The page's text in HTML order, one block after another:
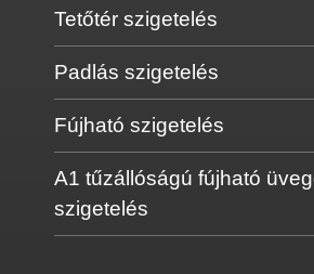
Tetőtér szigetelés
Padlás szigetelés
Fújható szigetelés
A1 tűzállóságú fújható
szigetelés